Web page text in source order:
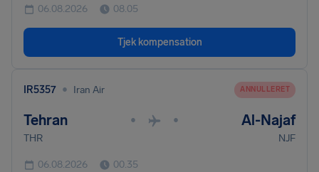
06.08.2026 08.05
Tjek kompensation
IR5357 • Iran Air ANNULLERET
Tehran • • Al-Najaf
THR NJF
06.08.2026 00.35